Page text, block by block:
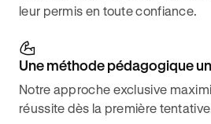
leur permis en toute confiance.
Une méthode pédagogique
Notre approche exclusive
réussite dès la première tentative.